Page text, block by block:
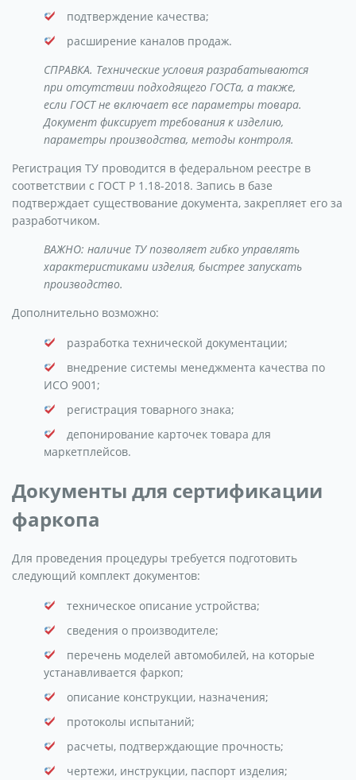
подтверждение качества;
расширение каналов продаж.
СПРАВКА. Технические условия разрабатываются
при отсутствии подходящего ГОСТа, а также,
если ГОСТ не включает все параметры товара.
Документ фиксирует требования к изделию,
параметры производства, методы контроля.
Регистрация ТУ проводится в федеральном реестре в
соответствии с ГОСТ Р 1.18-2018. Запись в базе
подтверждает существование документа, закрепляет его за
разработчиком.
ВАЖНО: наличие ТУ позволяет гибко управлять
характеристиками изделия, быстрее запускать
производство.
Дополнительно возможно:
разработка технической документации;
внедрение системы менеджмента качества по
ИСО 9001;
регистрация товарного знака;
депонирование карточек товара для
маркетплейсов.
Документы для сертификации
фаркопа
Для проведения процедуры требуется подготовить
следующий комплект документов:
техническое описание устройства;
сведения о производителе;
перечень моделей автомобилей, на которые
устанавливается фаркоп;
описание конструкции, назначения;
протоколы испытаний;
расчеты, подтверждающие прочность;
чертежи, инструкции, паспорт изделия;